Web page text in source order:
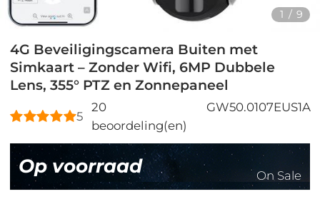
1 / 9
4G Beveiligingscamera Buiten met
Simkaart – Zonder Wifi, 6MP Dubbele
Lens, 355° PTZ en Zonnepaneel
5
20
beoordeling(en)
GW50.0107EUS1A
Op voorraad On Sale